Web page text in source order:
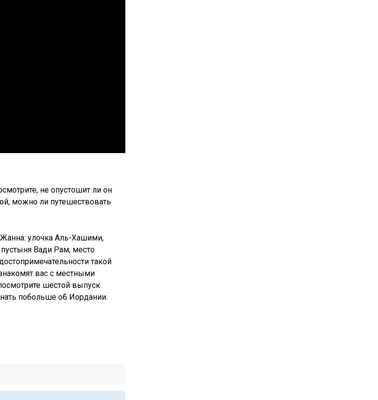
не опустошит ли он
можно ли путешествовать
улочка Аль-Хашими,
Вади Рам, место
такой
вас с местными
шестой выпуск
побольше об Иордании.